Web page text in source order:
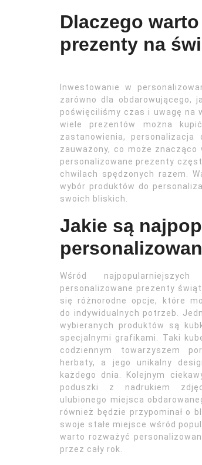
Dlaczego
prezenty na
Inwestowanie w
zarówno dla obdarowującego,
poświęciliśmy czas i uwagę na
wiele prezentów można
zastanowienia,
zauważony, co może znacząco
personalizowane prezenty
chwilach spędzonych razem.
wybór produktów do
swoich bliskich.
Jakie są
Wśród
personalizowane prezenty
się różnorodne opcje, które
do indywidualnych potrzeb.
wybieranych produktów są
specjalnymi grafikami. Taki
codziennym towarzyszem
herbaty, a jego unikalny
każdego dnia. Kolejnym
poduszki z nadrukiem
ulubionego miejsca
również będzie przypominał o
swoje stałe miejsce wśród
warto rozważyć
przez cały rok.